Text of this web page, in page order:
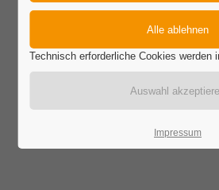
Passwort
Anmelden
Register|Lost your password?
Technisch erforderliche Cookies werden
Impressum